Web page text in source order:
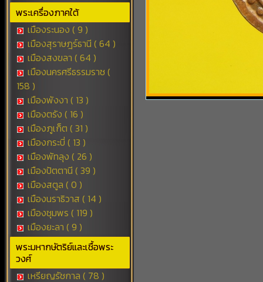
พระเครื่องภาคใต้
เมืองระนอง ( 9 )
เมืองสุราษฎร์ธานี ( 64 )
เมืองสงขลา ( 64 )
เมืองนครศรีธรรมราช (
158 )
เมืองพังงา ( 13 )
เมืองตรัง ( 16 )
เมืองภูเก็ต ( 31 )
เมืองกระบี่ ( 13 )
เมืองพัทลุง ( 26 )
เมืองปัตตานี ( 39 )
เมืองสตูล ( 0 )
เมืองนราธิวาส ( 14 )
เมืองชุมพร ( 119 )
เมืองยะลา ( 9 )
พระมหากษัตริย์และเชื้อพระ
วงศ์
เหรียญรัชกาล ( 78 )